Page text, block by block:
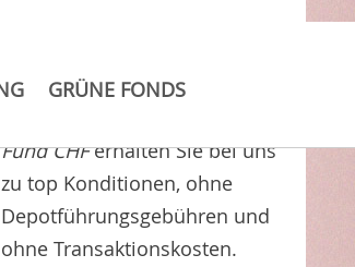
GRÜNE FONDS
Fund CHFerhalten Sie bei uns
zu top Konditionen, ohne
Depotführungsgebühren und
ohne Transaktionskosten.